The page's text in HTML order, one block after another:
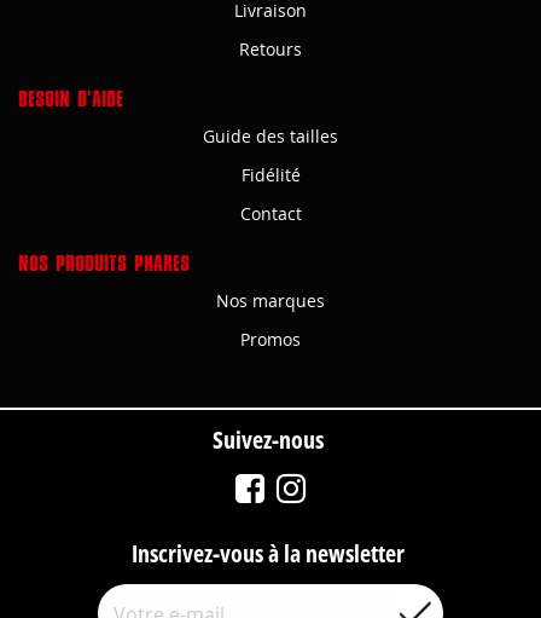
Livraison
Retours
BESOIN D'AIDE
Guide des tailles
Fidélité
Contact
NOS PRODUITS PHARES
Nos marques
Promos
Suivez-nous
Inscrivez-vous à la newsletter